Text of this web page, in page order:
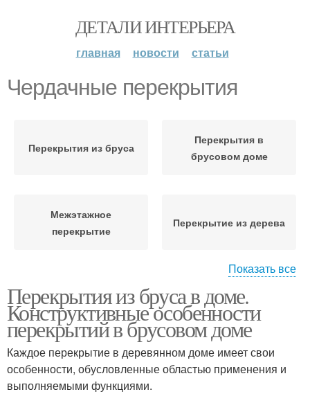
ДЕТАЛИ ИНТЕРЬЕРА
главная новости статьи
Чердачные перекрытия
Перекрытия из бруса
Перекрытия в
брусовом доме
Межэтажное
перекрытие
Перекрытие из дерева
Деревянное перекрытие
деревянном доме
Перекрытие в
деревянном доме
Показать все
Перекрытия из бруса в доме.
Конструктивные особенности
перекрытий в брусовом доме
Каждое перекрытие в деревянном доме имеет свои
особенности, обусловленные областью применения и
выполняемыми функциями.